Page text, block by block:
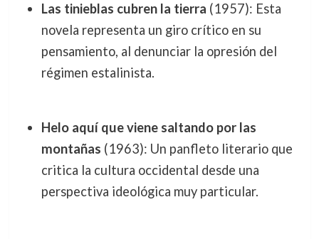
Las tinieblas cubren la tierra (1957): Esta
novela representa un giro crítico en su
pensamiento, al denunciar la opresión del
régimen estalinista.
Helo aquí que viene saltando por las
montañas (1963): Un panfleto literario que
critica la cultura occidental desde una
perspectiva ideológica muy particular.